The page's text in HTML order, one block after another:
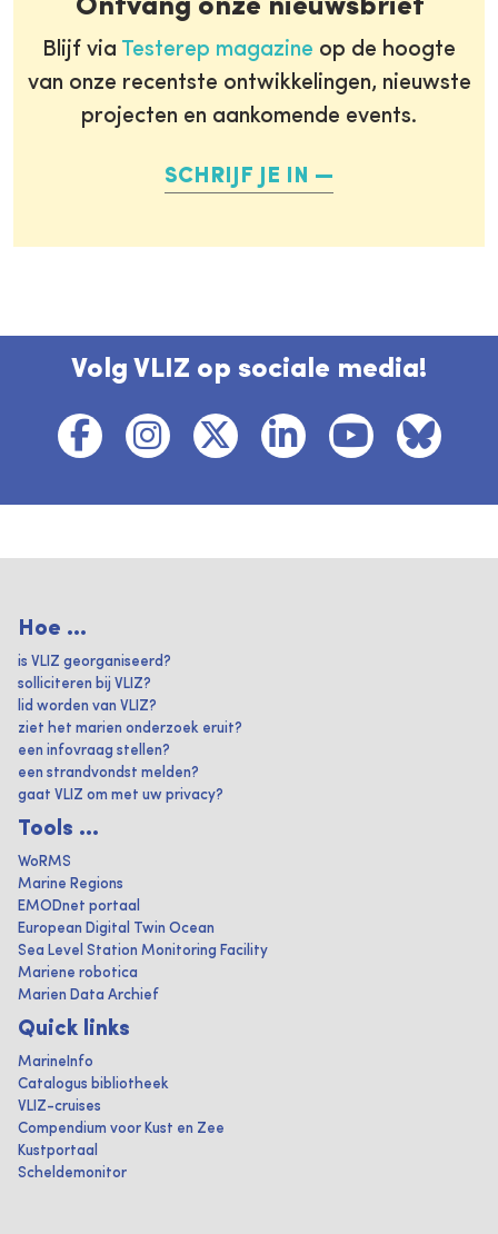
Ontvang onze nieuwsbrief
Blijf via Testerep magazine op de hoogte
van onze recentste ontwikkelingen, nieuwste
projecten en aankomende events.
SCHRIJF JE IN
Volg VLIZ op sociale media!
Hoe ...
is VLIZ georganiseerd?
solliciteren bij VLIZ?
lid worden van VLIZ?
ziet het marien onderzoek eruit?
een infovraag stellen?
een strandvondst melden?
gaat VLIZ om met uw privacy?
Tools ...
WoRMS
Marine Regions
EMODnet portaal
European Digital Twin Ocean
Sea Level Station Monitoring Facility
Mariene robotica
Marien Data Archief
Quick links
MarineInfo
Catalogus bibliotheek
VLIZ-cruises
Compendium voor Kust en Zee
Kustportaal
Scheldemonitor